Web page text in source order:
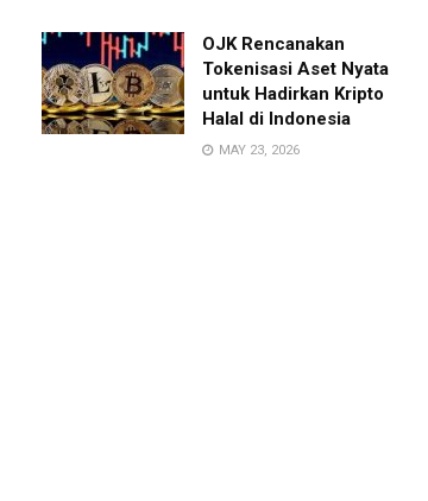
OJK Rencanakan
Tokenisasi Aset Nyata
untuk Hadirkan Kripto
Halal di Indonesia
MAY 23, 2026